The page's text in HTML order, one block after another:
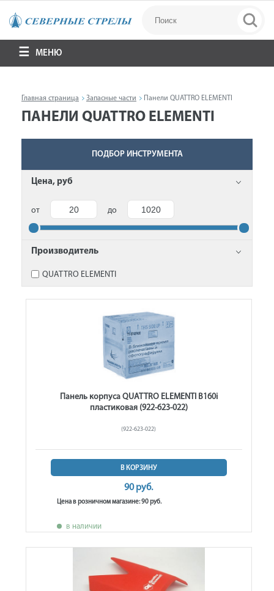
МЕНЮ
Главная страница Запасные части Панели QUATTRO ELEMENTI
ПАНЕЛИ QUATTRO ELEMENTI
ПОДБОР ИНСТРУМЕНТА
Цена, руб
от до
Производитель
QUATTRO ELEMENTI
Панель корпуса QUATTRO ELEMENTI B160i
пластиковая (922-623-022)
(922-623-022)
В КОРЗИНУ
90 руб.
Цена в розничном магазине: 90 руб.
в наличии